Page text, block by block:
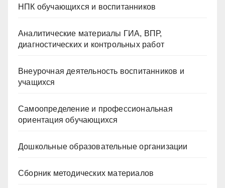
НПК обучающихся и воспитанников
Аналитические материалы ГИА, ВПР,
диагностических и контрольных работ
Внеурочная деятельность воспитанников и
учащихся
Самоопределение и профессиональная
ориентация обучающихся
Дошкольные образовательные организации
Сборник методических материалов